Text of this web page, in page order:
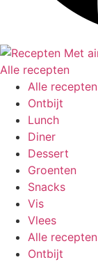
Alle recepten
Alle recepten
Ontbijt
Lunch
Diner
Dessert
Groenten
Snacks
Vis
Vlees
Alle recepten
Ontbijt